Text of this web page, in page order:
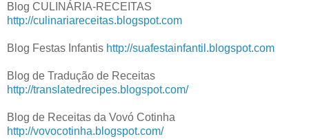
Blog CULINÁRIA-RECEITAS
http://culinariareceitas.blogspot.com
Blog Festas Infantis http://suafestainfantil.blogspot.com
Blog de Tradução de Receitas
http://translatedrecipes.blogspot.com/
Blog de Receitas da Vovó Cotinha
http://vovocotinha.blogspot.com/